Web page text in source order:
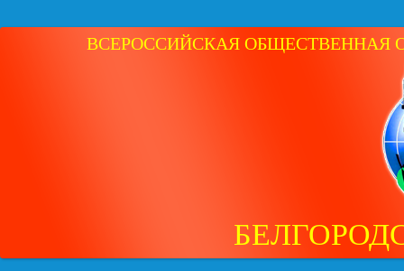
ВСЕРОССИЙСКАЯ ОБЩЕСТВЕННАЯ